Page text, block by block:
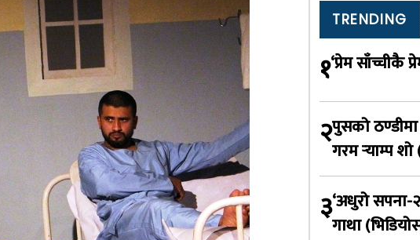
TRENDING
१‘प्रेम साँच्चीकै
२पुसको
गरम र्‍याम्प
३‘अधुरो सपना-
गाथा